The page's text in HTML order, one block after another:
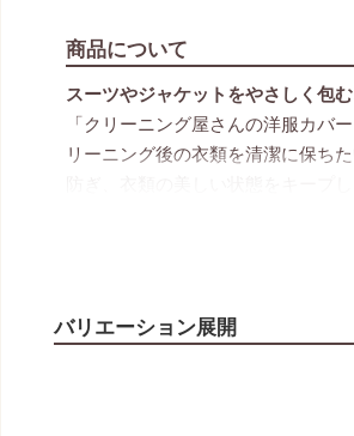
商品について
スーツやジャケットをやさしく包
「クリーニング屋さんの洋服カバ
リーニング後の衣類を清潔に保ち
裾開き仕様なので、丈の長
安心の国産品質と業務用対応
高級クリーニング店や衣料品
バリエーション展開